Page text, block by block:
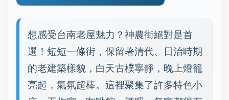
想感受台南老屋魅力？神農街絕對是首
選！短短一條街，保留著清代、日治時期
的老建築樣貌，白天古樸寧靜，晚上燈籠
亮起，氣氛超棒。這裡聚集了許多特色小